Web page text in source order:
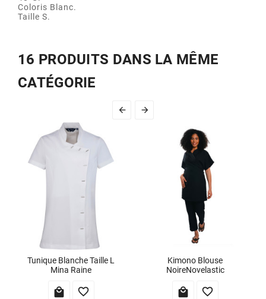
Coloris Blanc.
Taille S.
16 PRODUITS DANS LA MÊME
CATÉGORIE
 
Tunique Blanche Taille L
Mina Raine
 
Kimono Blouse
NoireNovelastic
 